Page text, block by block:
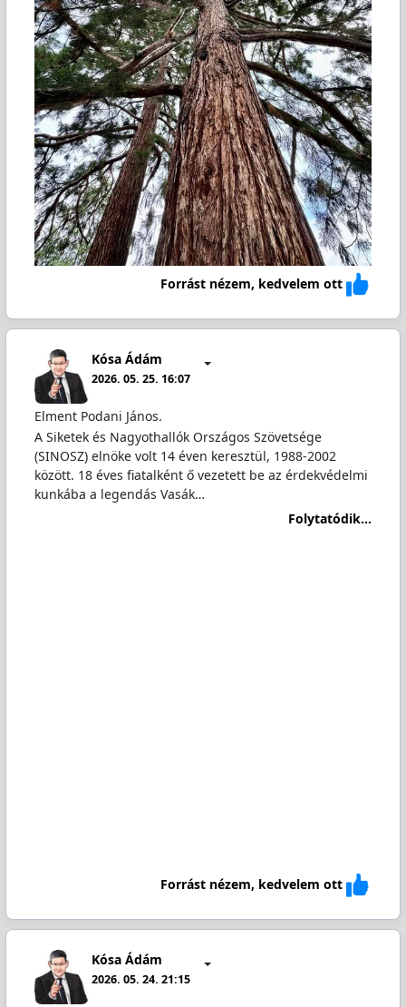
Forrást nézem, kedvelem ott
Kósa Ádám
2026. 05. 25. 16:07
Elment Podani János.
A Siketek és Nagyothallók Országos Szövetsége
(SINOSZ) elnöke volt 14 éven keresztül, 1988-2002
között. 18 éves fiatalként ő vezetett be az érdekvédelmi
kunkába a legendás Vasák…
Folytatódik...
Forrást nézem, kedvelem ott
Kósa Ádám
2026. 05. 24. 21:15